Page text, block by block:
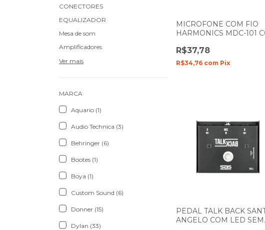
CONECTORES
EQUALIZADOR
Mesa de som
Amplificadores
Ver mais
MARCA
Aquario (1)
Audio Technica (3)
Behringer (6)
Bootes (1)
Boya (1)
Custom Sound (6)
Donner (15)
Dylan (33)
MICROFONE COM FIO
HARMONICS MDC-101
51005
R$37,78
R$34,76 com Pix
PEDAL TALK BACK
ANGELO COM LED SEM